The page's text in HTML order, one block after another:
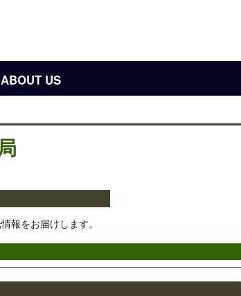
ABOUT US
報をお届けします。